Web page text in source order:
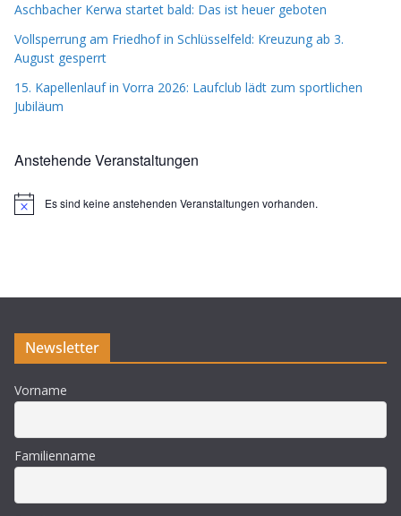
Aschbacher Kerwa startet bald: Das ist heuer geboten
Vollsperrung am Friedhof in Schlüsselfeld: Kreuzung ab 3.
August gesperrt
15. Kapellenlauf in Vorra 2026: Laufclub lädt zum sportlichen
Jubiläum
Anstehende Veranstaltungen
H
s
Es sind keine anstehenden Veranstaltungen vorhanden.
Newsletter
Vorname
Familienname